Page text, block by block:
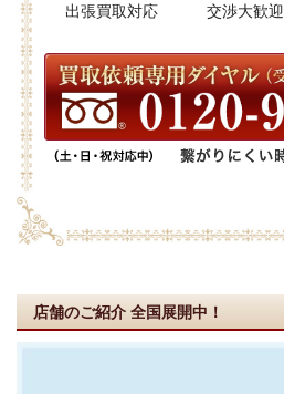
出張買取対応 交渉大歓迎
店舗のご紹介 全国展開中！